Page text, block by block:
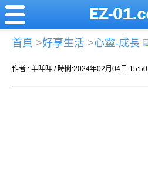
首頁 >好享生活 >心靈-成長
作者 : 羊咩咩 / 時間:2024年02月04日 15:50